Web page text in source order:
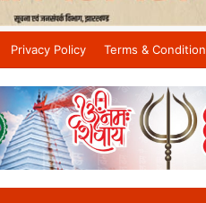
Privacy Policy Terms & Condition